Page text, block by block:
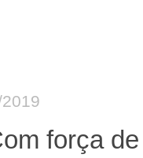
força